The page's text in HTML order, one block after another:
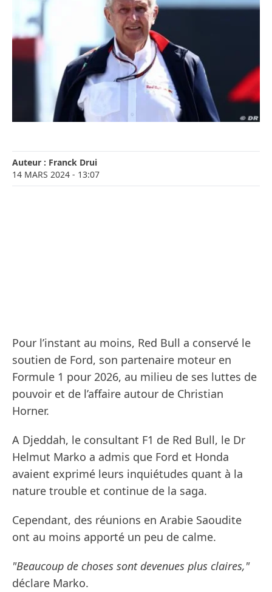
Auteur : Franck Drui
14 MARS 2024 - 13:07
Pour l’instant au moins, Red Bull a conservé le
soutien de Ford, son partenaire moteur en
Formule 1 pour 2026, au milieu de ses luttes de
pouvoir et de l’affaire autour de Christian
Horner.
A Djeddah, le consultant F1 de Red Bull, le Dr
Helmut Marko a admis que Ford et Honda
avaient exprimé leurs inquiétudes quant à la
nature trouble et continue de la saga.
Cependant, des réunions en Arabie Saoudite
ont au moins apporté un peu de calme.
"Beaucoup de choses sont devenues plus claires,"
déclare Marko.